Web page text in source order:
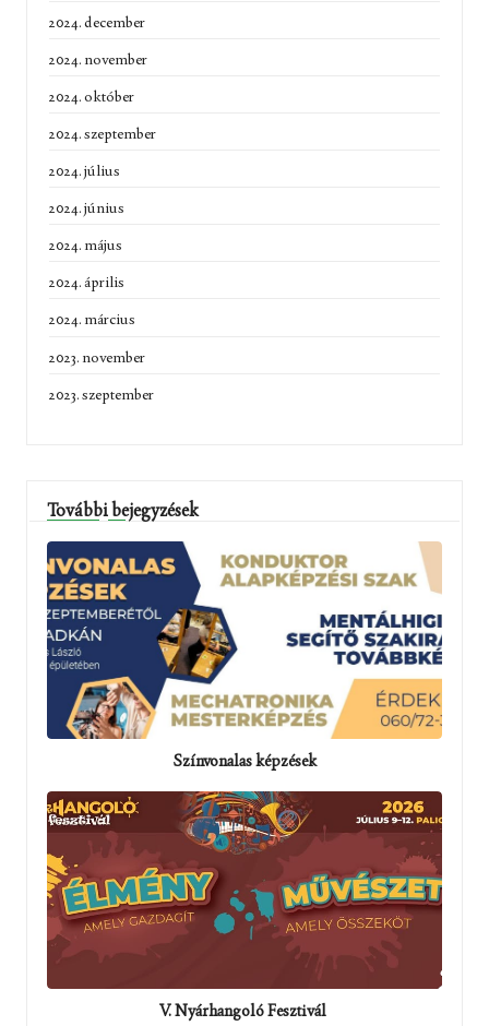
2024. december
2024. november
2024. október
2024. szeptember
2024. július
2024. június
2024. május
2024. április
2024. március
2023. november
2023. szeptember
További bejegyzések
Színvonalas képzések
V. Nyárhangoló Fesztivál